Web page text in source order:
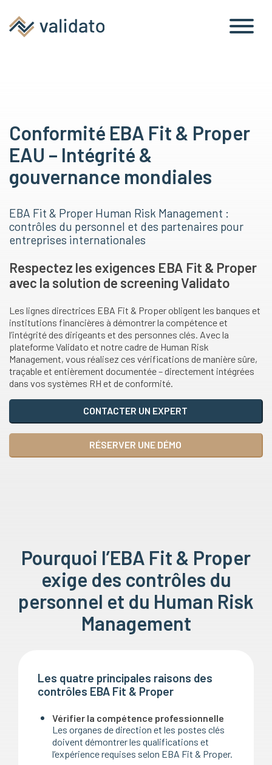
Conformité EBA Fit & Proper
EAU – Intégrité &
gouvernance mondiales
EBA Fit & Proper Human Risk Management :
contrôles du personnel et des partenaires pour
entreprises internationales
Respectez les exigences EBA Fit & Proper
avec la solution de screening Validato
Les lignes directrices EBA Fit & Proper obligent les banques et
institutions financières à démontrer la compétence et
l’intégrité des dirigeants et des personnes clés. Avec la
plateforme Validato et notre cadre de Human Risk
Management, vous réalisez ces vérifications de manière sûre,
traçable et entièrement documentée – directement intégrées
dans vos systèmes RH et de conformité.
CONTACTER UN EXPERT
RÉSERVER UNE DÉMO
Pourquoi l’EBA Fit & Proper
exige des contrôles du
personnel et du Human Risk
Management
Les quatre principales raisons des
contrôles EBA Fit & Proper
Vérifier la compétence professionnelle
Les organes de direction et les postes clés
doivent démontrer les qualifications et
l’expérience requises selon EBA Fit & Proper.